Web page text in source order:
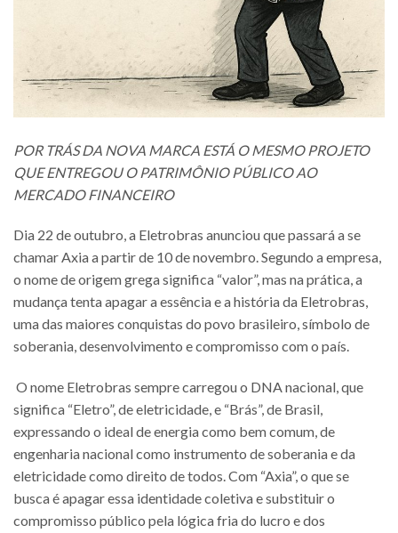
POR TRÁS DA NOVA MARCA ESTÁ O MESMO PROJETO
QUE ENTREGOU O PATRIMÔNIO PÚBLICO AO
MERCADO FINANCEIRO
Dia 22 de outubro, a Eletrobras anunciou que passará a se
chamar Axia a partir de 10 de novembro. Segundo a empresa,
o nome de origem grega significa “valor”, mas na prática, a
mudança tenta apagar a essência e a história da Eletrobras,
uma das maiores conquistas do povo brasileiro, símbolo de
soberania, desenvolvimento e compromisso com o país.
O nome Eletrobras sempre carregou o DNA nacional, que
significa “Eletro”, de eletricidade, e “Brás”, de Brasil,
expressando o ideal de energia como bem comum, de
engenharia nacional como instrumento de soberania e da
eletricidade como direito de todos. Com “Axia”, o que se
busca é apagar essa identidade coletiva e substituir o
compromisso público pela lógica fria do lucro e dos